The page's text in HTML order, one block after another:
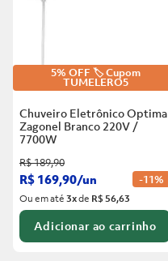
5% OFF 🏷️ Cupom
TUMELERO5
Chuveiro Eletrônico Optima
Zagonel Branco 220V /
7700W
R$189,90
R$ 169,90/un -11%
Ou em até3xde R$ 56,63
Adicionar ao carrinho